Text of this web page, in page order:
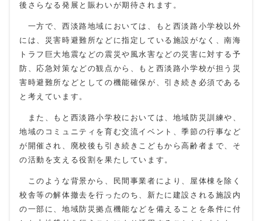
後さらなる発展と賑わいが期待されます。
一方で、西淡路地域においては、もと西淡路小学校以外
には、災害時避難所などに指定している施設がなく、南海
トラフ巨大地震などの震災や風水害などの災害に対する予
防、応急対策などの観点から、もと西淡路小学校が担う災
害時避難所などとしての機能確保が、引き続き必須である
と考えています。
また、もと西淡路小学校においては、地域防災訓練や、
地域のコミュニティを育む交流イベント、季節の行事など
が開催され、廃校後も引き続きこどもから高齢者まで、そ
の活動を支える役割を果たしています。
このような背景から、民間事業者により、屋体棟を除く
校舎等の解体撤去を行ったのち、新たに建設される施設内
の一部に、地域防災拠点機能などを備えることを条件に付